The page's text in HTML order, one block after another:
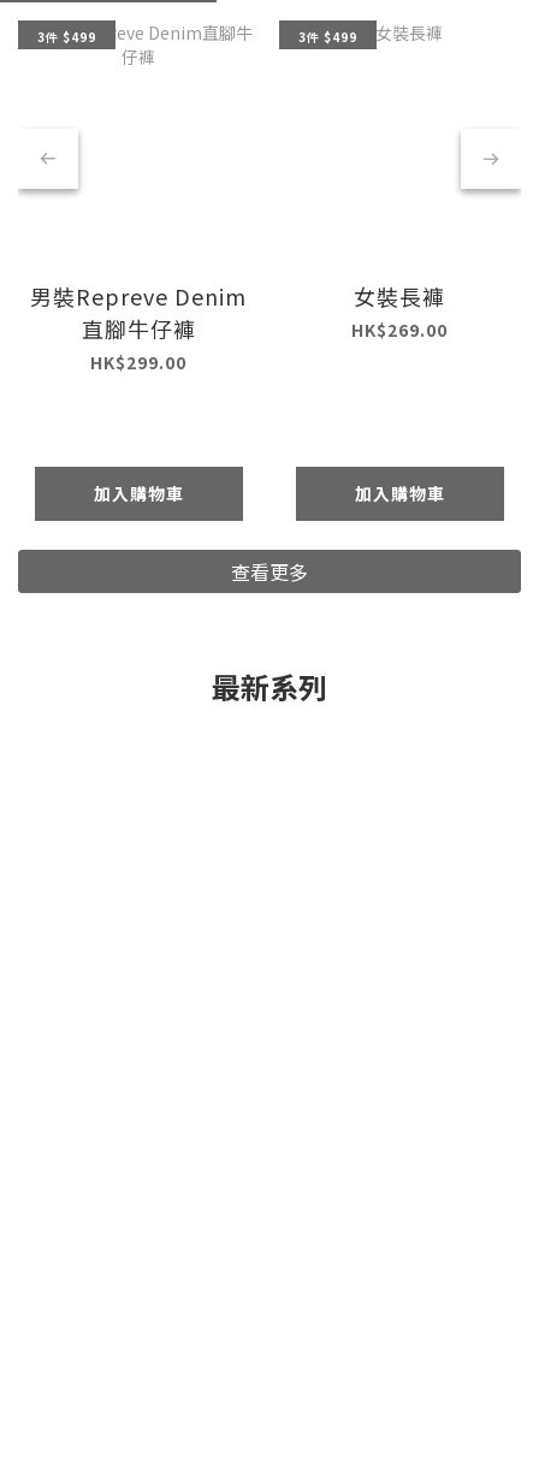
3件 $499
男裝Repreve Denim
直腳牛仔褲
HK$299.00
加入購物車
3件 $499
女裝長褲
HK$269.00
加入購物車
查看更多
最新系列